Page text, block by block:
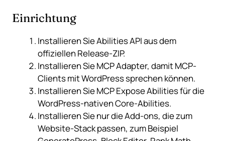
Einrichtung
Installieren SieAbilities APIaus dem
offiziellen Release-ZIP.
Installieren SieMCP Adapter, damit MCP-
Clients mit WordPress sprechen können.
Installieren SieMCP Expose Abilitiesfür die
WordPress-nativen Core-Abilities.
Installieren Sie nur die Add-ons, die zum
Website-Stack passen, zum Beispiel